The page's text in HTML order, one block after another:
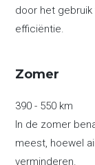
door het
efficiëntie.
Zomer
390 - 550 km
In de zomer
meest, hoewel
verminderen.